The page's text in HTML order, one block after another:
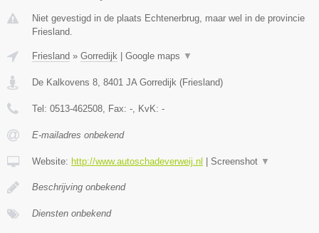
Niet gevestigd in de plaats Echtenerbrug, maar wel in de provincie
Friesland.
Friesland » Gorredijk Google maps ▼
De Kalkovens 8, 8401 JA Gorredijk (Friesland)
Tel: 0513-462508, Fax: -, KvK: -
E-mailadres onbekend
Website: http://www.autoschadeverweij.nl Screenshot ▼
Beschrijving onbekend
Diensten onbekend